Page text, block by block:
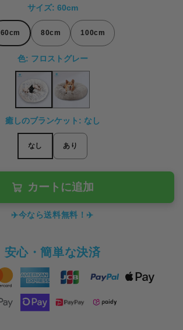
サイズ: 60cm
60cm
60cm 80cm
80cm 100cm
100cm
色: フロストグレー
フロストグレーラテブラウン
癒しのブランケット: なし
なし
なし あり
あり
カートに追加
✈️今なら送料無料！✈️
安心・簡単な決済